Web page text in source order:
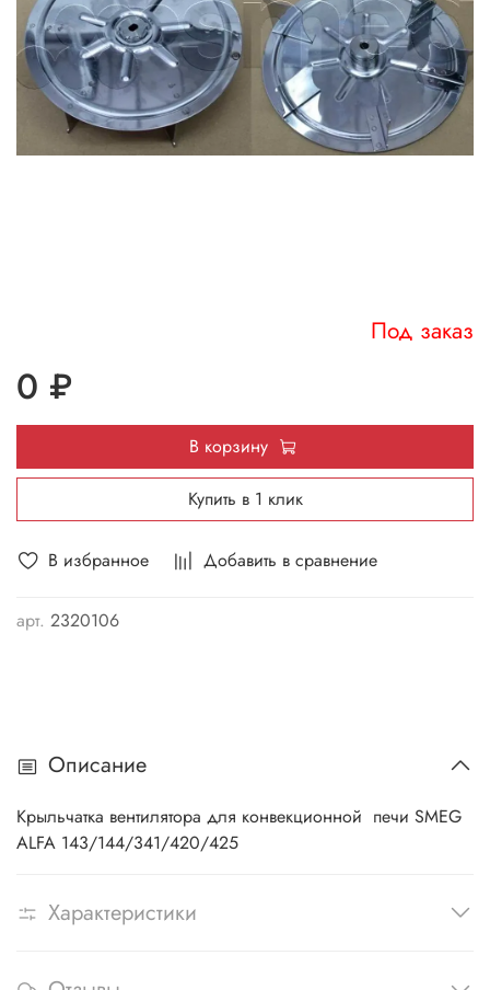
В избранное Добавить в сравнение
арт. 2320106
Под заказ
0 ₽
В корзину
Купить в 1 клик
Описание
Крыльчатка вентилятора для конвекционной печи SMEG
ALFA 143/144/341/420/425
Характеристики